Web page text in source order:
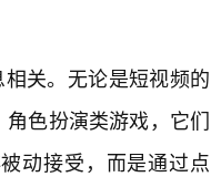
关。无论是短视频的
色扮演类游戏，它们
动接受，而是通过点